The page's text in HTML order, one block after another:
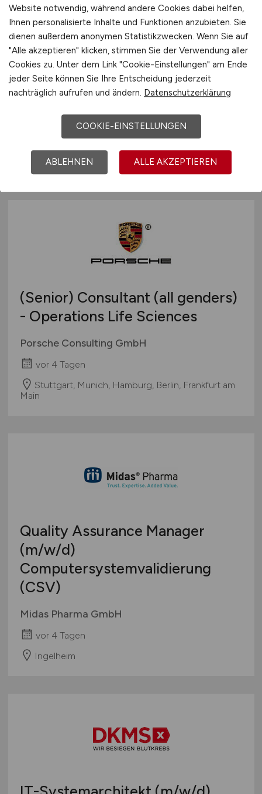
(Senior) Consultant (all genders)
Quality Control Efficiency
Pharma - Life Science
vor 4 Tagen
Stuttgart, München, Hamburg, Berlin, Frankfurt
am Main
(Senior) Consultant (all genders)
- Operations Life Sciences
Porsche Consulting GmbH
vor 4 Tagen
Stuttgart, Munich, Hamburg, Berlin, Frankfurt am
Main
Quality Assurance Manager
(m/w/d)
Computersystemvalidierung
(CSV)
Midas Pharma GmbH
vor 4 Tagen
Ingelheim
Website notwendig, während andere Cookies dabei helfen,
Ihnen personalisierte Inhalte und Funktionen anzubieten. Sie
dienen außerdem anonymen Statistikzwecken. Wenn Sie auf
"Alle akzeptieren" klicken, stimmen Sie der Verwendung aller
Cookies zu. Unter dem Link "Cookie-Einstellungen" am Ende
jeder Seite können Sie Ihre Entscheidung jederzeit
nachträglich aufrufen und ändern. Datenschutzerklärung
COOKIE-EINSTELLUNGEN
ABLEHNEN ALLE AKZEPTIEREN